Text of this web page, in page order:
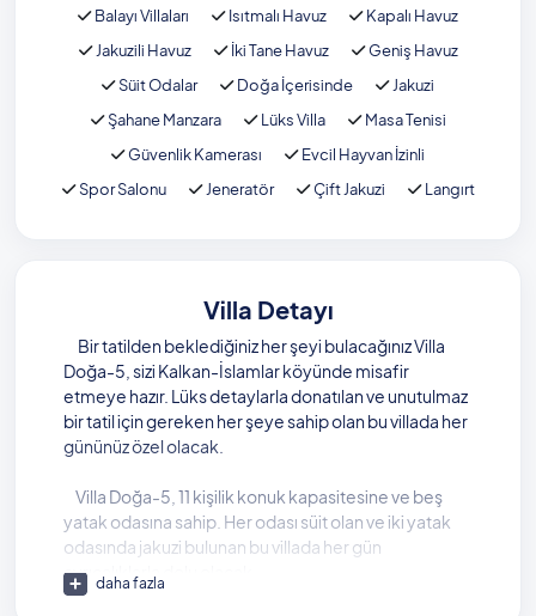
Balayı Villaları
Isıtmalı Havuz
Kapalı Havuz
Jakuzili Havuz
İki Tane Havuz
Geniş Havuz
Süit Odalar
Doğa İçerisinde
Jakuzi
Şahane Manzara
Lüks Villa
Masa Tenisi
Güvenlik Kamerası
Evcil Hayvan İzinli
Spor Salonu
Jeneratör Çift Jakuzi Langırt
Villa Detayı
Bir tatilden beklediğiniz her şeyi bulacağınız Villa
Doğa-5, sizi Kalkan-İslamlar köyünde misafir
etmeye hazır. Lüks detaylarla donatılan ve unutulmaz
bir tatil için gereken her şeye sahip olan bu villada her
gününüz özel olacak.
Villa Doğa-5, 11 kişilik konuk kapasitesine ve beş
yatak odasına sahip. Her odası süit olan ve iki yatak
odasında jakuzi bulunan bu villada her gün
ayrıcalıklarla dolu olacak.
daha fazla